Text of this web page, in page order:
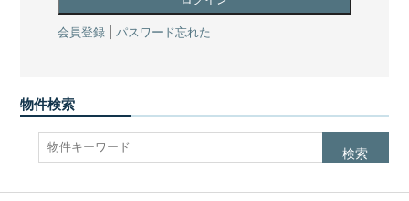
会員登録| パスワード忘れた
物件検索